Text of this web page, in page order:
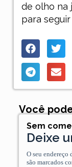
de olho na
para
Você
Sem
Deixe
O seu endereço
são marcados